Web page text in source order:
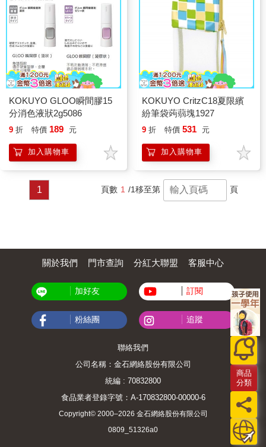
KOKUYO GLOO瞬間膠15
分消色液狀2g5086
9 折 特價 189 元
加入購物車
KOKUYO CritzC18夏限繽
紛筆袋蒟蒻塊1927
9 折 特價 531 元
加入購物車
1 頁數 1 /1移至第 頁
商品
分類
關於我們 門市查詢 分紅大聯盟 客服中心
加好友 訂閱
粉絲團 追蹤
聯絡我們
公司名稱：金石網絡股份有限公司
統編 : 70832800
食品業者登錄字號：A-170832800-00000-6
Copyright© 2000–2026 金石網絡股份有限公司
0809_51326a0